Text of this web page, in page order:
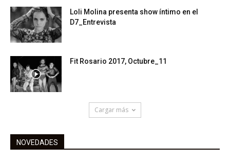
Loli Molina presenta show íntimo en el
D7_Entrevista
Fit Rosario 2017, Octubre_11
Cargar más
NOVEDADES